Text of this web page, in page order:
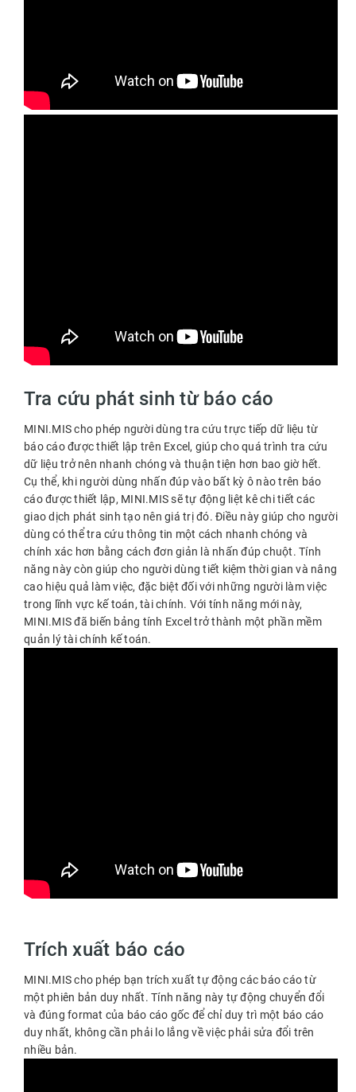
Tra cứu phát sinh từ báo cáo
MINI.MIS cho phép người dùng tra cứu trực tiếp dữ liệu từ
báo cáo được thiết lập trên Excel, giúp cho quá trình tra cứu
dữ liệu trở nên nhanh chóng và thuận tiện hơn bao giờ hết.
Cụ thể, khi người dùng nhấn đúp vào bất kỳ ô nào trên báo
cáo được thiết lập, MINI.MIS sẽ tự động liệt kê chi tiết các
giao dịch phát sinh tạo nên giá trị đó. Điều này giúp cho người
dùng có thể tra cứu thông tin một cách nhanh chóng và
chính xác hơn bằng cách đơn giản là nhấn đúp chuột. Tính
năng này còn giúp cho người dùng tiết kiệm thời gian và nâng
cao hiệu quả làm việc, đặc biệt đối với những người làm việc
trong lĩnh vực kế toán, tài chính. Với tính năng mới này,
MINI.MIS đã biến bảng tính Excel trở thành một phần mềm
quản lý tài chính kế toán.
Trích xuất báo cáo
MINI.MIS cho phép bạn trích xuất tự động các báo cáo từ
một phiên bản duy nhất. Tính năng này tự động chuyển đổi
và đúng format của báo cáo gốc để chỉ duy trì một báo cáo
duy nhất, không cần phải lo lắng về việc phải sửa đổi trên
nhiều bản.